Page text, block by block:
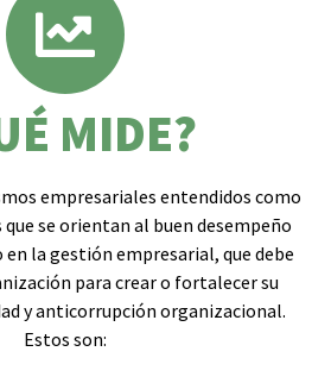
MIDE?
empresariales entendidos como
se orientan al buen desempeño
la gestión empresarial, que debe
para crear o fortalecer su
y anticorrupción organizacional.
Estos son: